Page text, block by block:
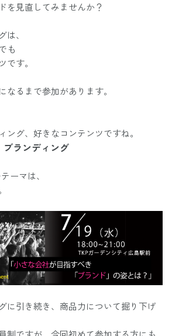
を見直してみませんか？
は、
も
です。
なるまで参加があります。
ング、好きなコンテンツですね。
ランディング
ーマは、
に引き続き、商品力について掘り下げ